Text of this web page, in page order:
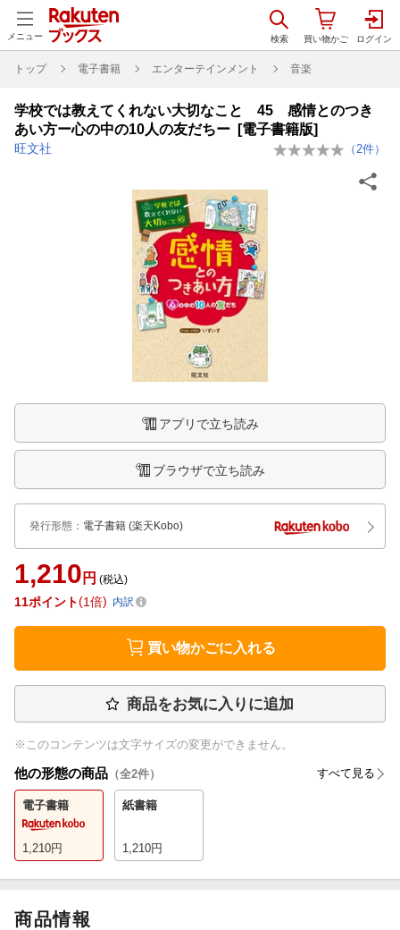
メニュー
トップ 電子書籍 エンターテインメント 音楽
学校では教えてくれない大切なこと 45 感情とのつき
あい方ー心の中の10人の友だちー [電子書籍版]
旺文社 （2件）
アプリで立ち読み
ブラウザで立ち読み
発行形態 ： 電子書籍 (楽天Kobo)
1,210 円 (税込)
11ポイント 1倍 内訳
買い物かごに入れる
商品をお気に入りに追加
※このコンテンツは文字サイズの変更ができません。
他の形態の商品 （全2件） すべて見る
電子書籍
1,210円
紙書籍
1,210円
商品情報